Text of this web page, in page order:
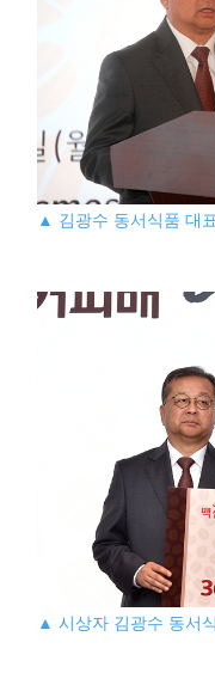
▲ 김광수 동서식품 대표.
▲ 시상자 김광수 동서